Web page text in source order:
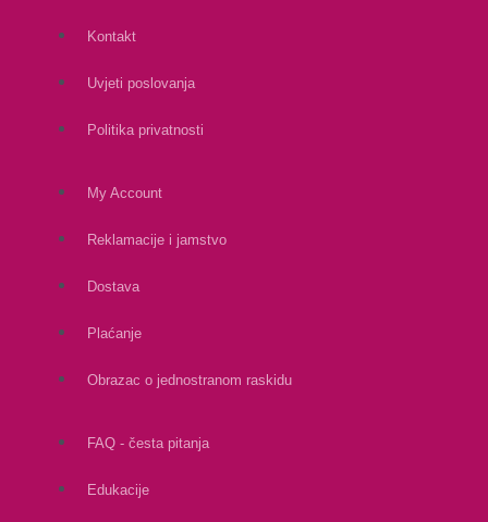
Kontakt
Uvjeti poslovanja
Politika privatnosti
My Account
Reklamacije i jamstvo
Dostava
Plaćanje
Obrazac o jednostranom raskidu
FAQ - česta pitanja
Edukacije